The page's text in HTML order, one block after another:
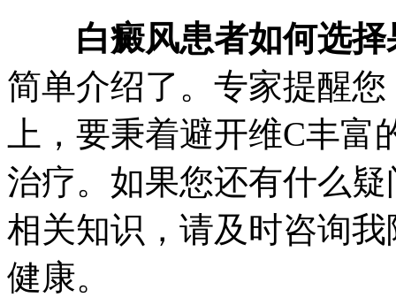
白癜风患者如何选择
简单介绍了。专家提醒
上，要秉着避开维C丰
治疗。如果您还有什么
相关知识，请及时咨询
健康。